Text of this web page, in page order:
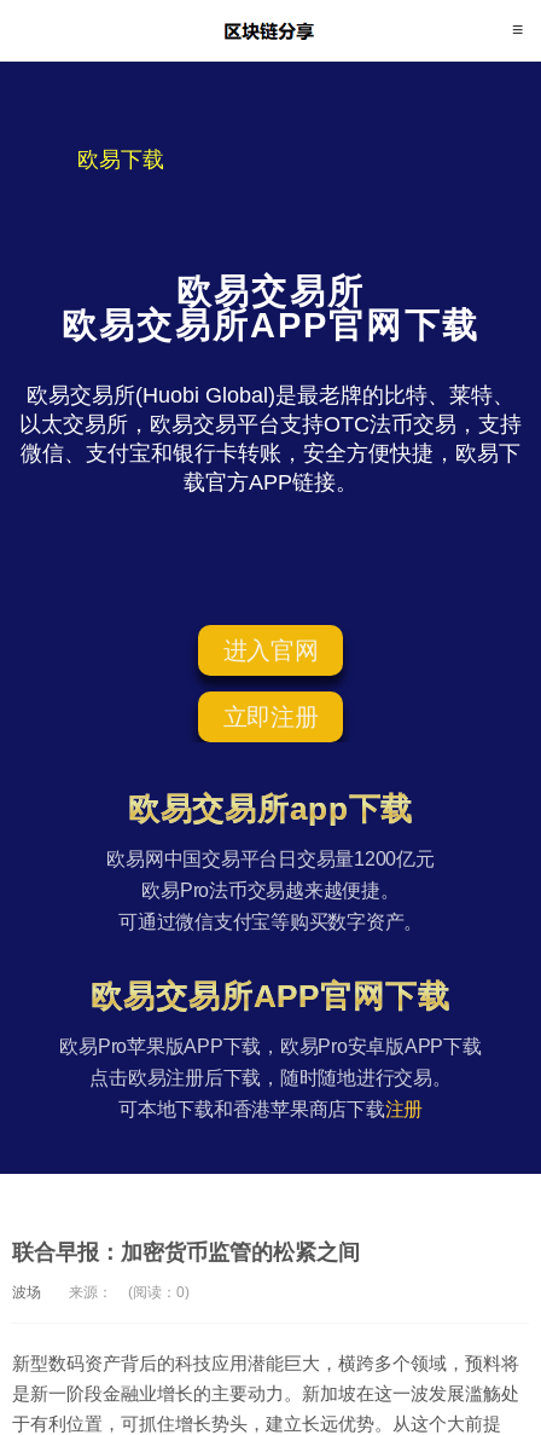
欧易下载
欧易交易所
欧易交易所APP官网下载
欧易交易所(Huobi Global)是最老牌的比特、莱特、
以太交易所，欧易交易平台支持OTC法币交易，支持
微信、支付宝和银行卡转账，安全方便快捷，欧易下
载官方APP链接。
进入官网
立即注册
欧易交易所app下载
欧易网中国交易平台日交易量1200亿元
欧易Pro法币交易越来越便捷。
可通过微信支付宝等购买数字资产。
欧易交易所APP官网下载
欧易Pro苹果版APP下载，欧易Pro安卓版APP下载
点击欧易注册后下载，随时随地进行交易。
可本地下载和香港苹果商店下载注册
联合早报：加密货币监管的松紧之间
波场 来源： (阅读：0)
新型数码资产背后的科技应用潜能巨大，横跨多个领域，预料将
是新一阶段金融业增长的主要动力。新加坡在这一波发展滥觞处
于有利位置，可抓住增长势头，建立长远优势。从这个大前提